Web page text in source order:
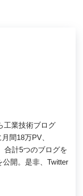
工業技術ブログ
間18万PV、
合計5つのブログを
開。是非、Twitter